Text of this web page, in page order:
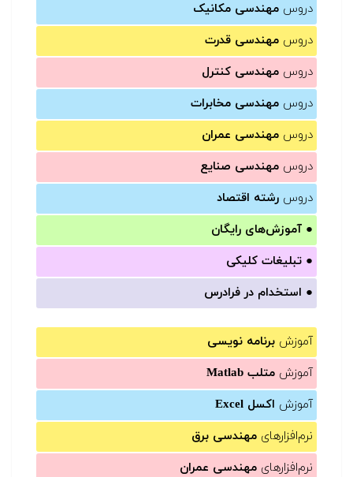
دروس مهندسی مکانیک
دروس مهندسی قدرت
دروس مهندسی کنترل
دروس مهندسی مخابرات
دروس مهندسی عمران
دروس مهندسی صنایع
دروس رشته اقتصاد
● آموزش‌های رایگان
● تبلیغات کلیکی
● استخدام در فرادرس
آموزش برنامه نویسی
آموزش متلب Matlab
آموزش اکسل Excel
نرم‌افزارهای مهندسی برق
نرم‌افزارهای مهندسی عمران